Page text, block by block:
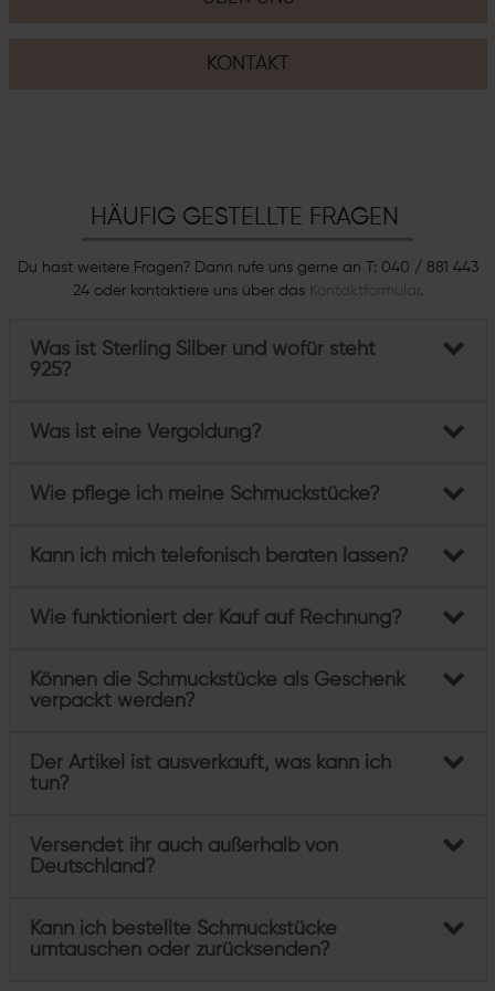
KONTAKT
HÄUFIG GESTELLTE FRAGEN
Du hast weitere Fragen? Dann rufe uns gerne an T: 040 / 881 443
24 oder kontaktiere uns über das
Kontaktformular.
Was ist Sterling Silber und wofür steht
925?
Was ist eine Vergoldung?
Wie pflege ich meine Schmuckstücke?
Kann ich mich telefonisch beraten lassen?
Wie funktioniert der Kauf auf Rechnung?
Können die Schmuckstücke als Geschenk
verpackt werden?
Der Artikel ist ausverkauft, was kann ich
tun?
Versendet ihr auch außerhalb von
Deutschland?
Kann ich bestellte Schmuckstücke
umtauschen oder zurücksenden?